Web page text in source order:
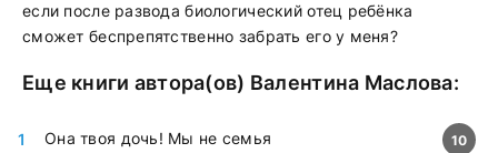
если после развода биологический отец ребёнка
сможет беспрепятственно забрать его у меня?
Еще книги автора(ов) Валентина Маслова:
Она твоя дочь! Мы не семья 10